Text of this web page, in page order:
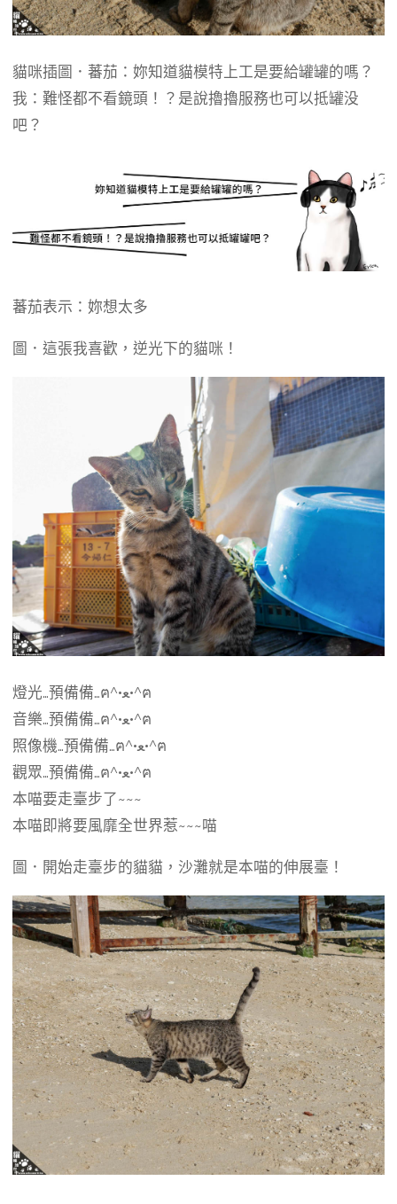
貓咪插圖．蕃茄：妳知道貓模特上工是要給罐罐的嗎？
我：難怪都不看鏡頭！？是說擼擼服務也可以抵罐没
吧？
蕃茄表示：妳想太多
圖．這張我喜歡，逆光下的貓咪！
燈光…預備備…ฅ^•ﻌ•^ฅ
音樂…預備備…ฅ^•ﻌ•^ฅ
照像機…預備備…ฅ^•ﻌ•^ฅ
觀眾…預備備…ฅ^•ﻌ•^ฅ
本喵要走臺步了~~~
本喵即將要風靡全世界惹~~~喵
圖．開始走臺步的貓貓，沙灘就是本喵的伸展臺！